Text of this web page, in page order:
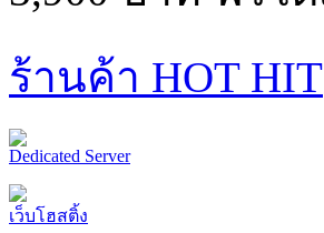
ร้านค้า HOT HIT
Dedicated Server
เว็บโฮสติ้ง